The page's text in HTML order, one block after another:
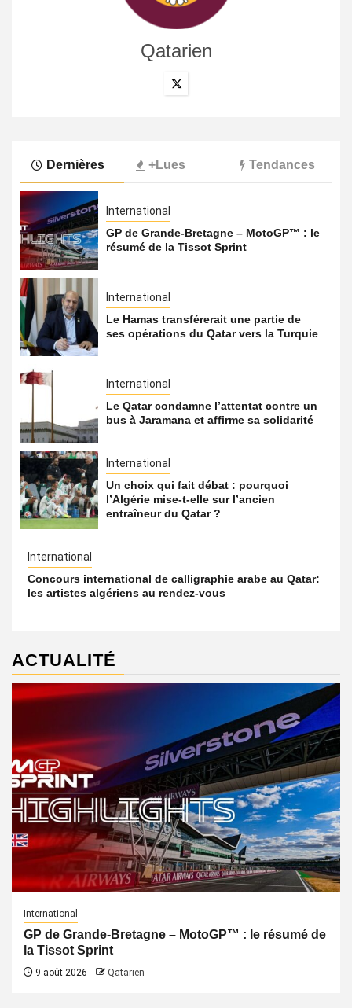
Qatarien
Dernières +Lues Tendances
International
GP de Grande-Bretagne – MotoGP™ : le
résumé de la Tissot Sprint
International
Le Hamas transférerait une partie de
ses opérations du Qatar vers la Turquie
International
Le Qatar condamne l’attentat contre un
bus à Jaramana et affirme sa solidarité
International
Un choix qui fait débat : pourquoi
l’Algérie mise-t-elle sur l’ancien
entraîneur du Qatar ?
International
Concours international de calligraphie arabe au Qatar:
les artistes algériens au rendez-vous
ACTUALITÉ
International
GP de Grande-Bretagne – MotoGP™ : le résumé de
la Tissot Sprint
9 août 2026 Qatarien